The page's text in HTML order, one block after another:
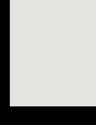
Sonido para Bautizos